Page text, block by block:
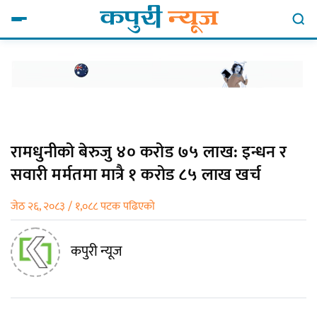
रामधुनीको बेरुजु ४० करोड ७५ लाख: इन्धन र
सवारी मर्मतमा मात्रै १ करोड ८५ लाख खर्च
जेठ २६, २०८३ / १,०८८ पटक पढिएको
कपुरी न्यूज